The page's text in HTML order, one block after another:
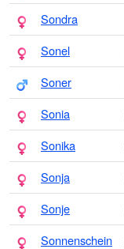
Sondra
Sonel
Soner
Sonia
Sonika
Sonja
Sonje
Sonnenschein